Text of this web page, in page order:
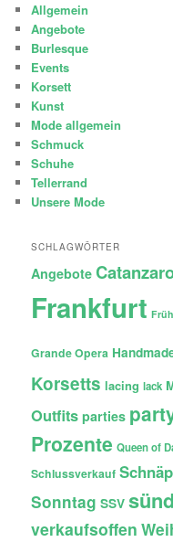
Allgemein
Angebote
Burlesque
Events
Korsett
Kunst
Mode allgemein
Schmuck
Schuhe
Tellerrand
Unsere Mode
SCHLAGWÖRTER
Angebote
Frankfurt
Grande Opera
Korsetts lacing lack
Outfits parties
Prozente Queen of
Schlussverkauf
Sonntag SSV
verkaufsoffen